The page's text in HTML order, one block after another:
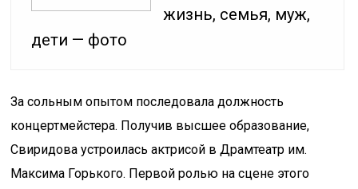
жизнь, семья, муж,
дети — фото
За сольным опытом последовала должность
концертмейстера. Получив высшее образование,
Свиридова устроилась актрисой в Драмтеатр им.
Максима Горького. Первой ролью на сцене этого